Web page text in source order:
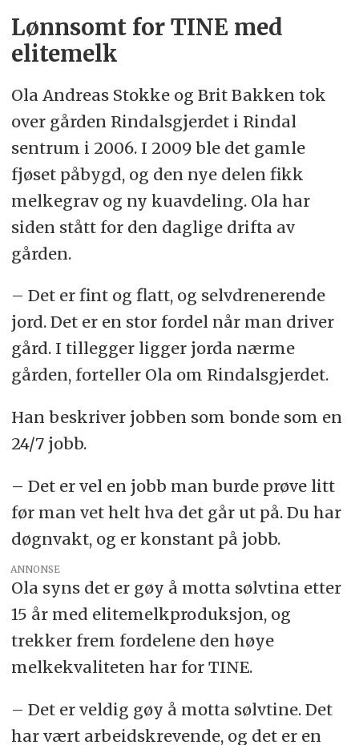
Lønnsomt for TINE med
elitemelk
Ola Andreas Stokke og Brit Bakken tok
over gården Rindalsgjerdet i Rindal
sentrum i 2006. I 2009 ble det gamle
fjøset påbygd, og den nye delen fikk
melkegrav og ny kuavdeling. Ola har
siden stått for den daglige drifta av
gården.
– Det er fint og flatt, og selvdrenerende
jord. Det er en stor fordel når man driver
gård. I tillegger ligger jorda nærme
gården, forteller Ola om Rindalsgjerdet.
Han beskriver jobben som bonde som en
24/7 jobb.
– Det er vel en jobb man burde prøve litt
før man vet helt hva det går ut på. Du har
døgnvakt, og er konstant på jobb.
ANNONSE
Ola syns det er gøy å motta sølvtina etter
15 år med elitemelkproduksjon, og
trekker frem fordelene den høye
melkekvaliteten har for TINE.
– Det er veldig gøy å motta sølvtine. Det
har vært arbeidskrevende, og det er en